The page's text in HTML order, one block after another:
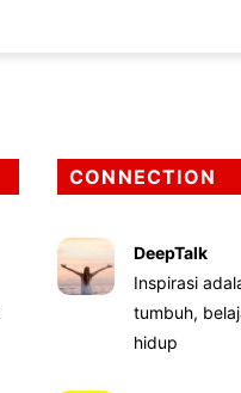
CONNECTION
DeepTalk
Inspirasi
tumbuh,
hidup